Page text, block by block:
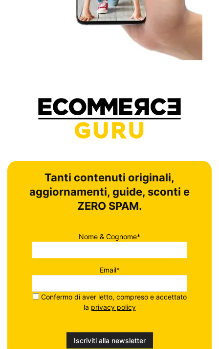
Tanti contenuti originali,
aggiornamenti, guide, sconti e
ZERO SPAM.
Nome & Cognome*
Email*
Confermo di aver letto, compreso e accettato
la privacy policy